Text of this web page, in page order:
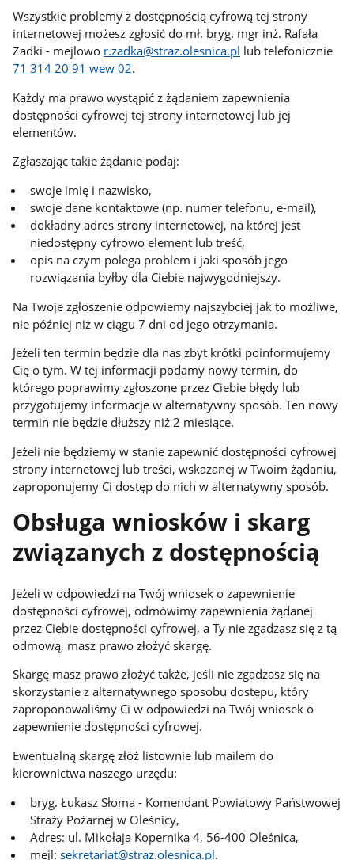
Wszystkie problemy z dostępnością cyfrową tej strony
internetowej możesz zgłosić do mł. bryg. mgr inż. Rafała
Zadki - mejlowo r.zadka@straz.olesnica.pl lub telefonicznie
71 314 20 91 wew 02.
Każdy ma prawo wystąpić z żądaniem zapewnienia
dostępności cyfrowej tej strony internetowej lub jej
elementów.
Zgłaszając takie żądanie podaj:
swoje imię i nazwisko,
swoje dane kontaktowe (np. numer telefonu, e-mail),
dokładny adres strony internetowej, na której jest
niedostępny cyfrowo element lub treść,
opis na czym polega problem i jaki sposób jego
rozwiązania byłby dla Ciebie najwygodniejszy.
Na Twoje zgłoszenie odpowiemy najszybciej jak to możliwe,
nie później niż w ciągu 7 dni od jego otrzymania.
Jeżeli ten termin będzie dla nas zbyt krótki poinformujemy
Cię o tym. W tej informacji podamy nowy termin, do
którego poprawimy zgłoszone przez Ciebie błędy lub
przygotujemy informacje w alternatywny sposób. Ten nowy
termin nie będzie dłuższy niż 2 miesiące.
Jeżeli nie będziemy w stanie zapewnić dostępności cyfrowej
strony internetowej lub treści, wskazanej w Twoim żądaniu,
zaproponujemy Ci dostęp do nich w alternatywny sposób.
Obsługa wniosków i skarg
związanych z dostępnością
Jeżeli w odpowiedzi na Twój wniosek o zapewnienie
dostępności cyfrowej, odmówimy zapewnienia żądanej
przez Ciebie dostępności cyfrowej, a Ty nie zgadzasz się z tą
odmową, masz prawo złożyć skargę.
Skargę masz prawo złożyć także, jeśli nie zgadzasz się na
skorzystanie z alternatywnego sposobu dostępu, który
zaproponowaliśmy Ci w odpowiedzi na Twój wniosek o
zapewnienie dostępności cyfrowej.
Ewentualną skargę złóż listownie lub mailem do
kierownictwa naszego urzędu:
bryg. Łukasz Słoma - Komendant Powiatowy Państwowej
Straży Pożarnej w Oleśnicy,
Adres: ul. Mikołaja Kopernika 4, 56-400 Oleśnica,
mejl:sekretariat@straz.olesnica.pl.